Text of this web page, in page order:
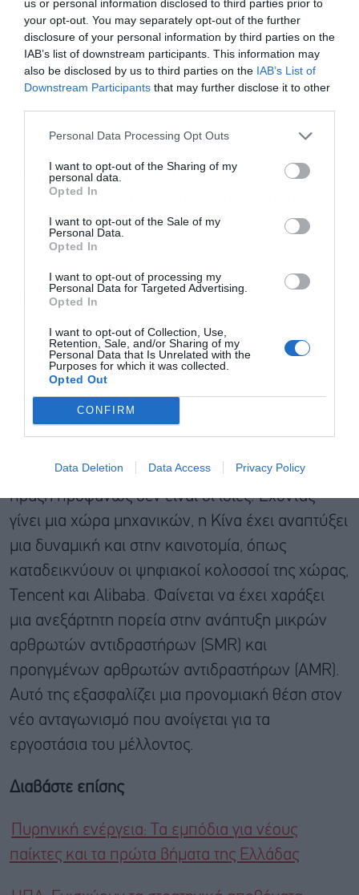
us or personal information disclosed to third parties prior to
your opt-out. You may separately opt-out of the further
disclosure of your personal information by third parties on the
IAB’s list of downstream participants. This information may
also be disclosed by us to third parties on the IAB’s List of
Downstream Participants that may further disclose it to other
Personal Data Processing Opt Outs
I want to opt-out of the Sharing of my
personal data.
Opted In
I want to opt-out of the Sale of my
Personal Data.
Opted In
I want to opt-out of processing my
Personal Data for Targeted Advertising.
Opted In
I want to opt-out of Collection, Use,
Retention, Sale, and/or Sharing of my
Personal Data that Is Unrelated with the
Purposes for which it was collected.
Opted Out
CONFIRM
Data Deletion Data Access Privacy Policy
αντιδραστήρων προηγμένης σχεδίασης, όπως ο
Hualong One, και διερευνά τους Μικρούς
Αρθρωτούς Αντιδραστήρες (SMRs) για
μελλοντική επέκταση.
χρόνια για να κατασκευάσουν έναν
αντιδραστήρα. Για να μειώσει τα έξοδά της και να
κερδίσει σε αποδοτικότητα, η Κίνα ποντάρει στην
τυποποίηση των διαδικασιών παραγωγής
αποδίδει καρπούς. Η CNNP και η CGN
επωφελούνται από μια ολοκληρωμένη
αλυσίδα, από τον χάλυβα και το σκυρόδεμα
μέχρι τους ημιαγωγούς. Το εργατικό δυναμικό
είναι πλούσιο και εξειδικευμένο. Εκπαιδεύει
κάθε χρόνο ένα εκατ. μηχανικούς, έναντι 50.000
ως ποσοστό του πληθυσμού, οι επιπτώσεις στην
πράξη προφανώς δεν είναι οι ίδιες. Έχοντας
γίνει μια χώρα μηχανικών, η Κίνα έχει αναπτύξει
μια δυναμική και στην καινοτομία, όπως
καταδεικνύουν οι ψηφιακοί κολοσσοί της χώρας,
Tencent και Alibaba. Φαίνεται να έχει χαράξει
μια ανεξάρτητη πορεία στην ανάπτυξη μικρών
αρθρωτών αντιδραστήρων (SMR) και
προηγμένων αρθρωτών αντιδραστήρων (AMR).
Αυτό της εξασφαλίζει μια προνομιακή θέση στον
νέο ανταγωνισμό που ανοίγεται για τα
εργοστάσια του μέλλοντος.
Διαβάστε επίσης
Πυρηνική ενέργεια: Τα εμπόδια για νέους
παίκτες και τα πρώτα βήματα της Ελλάδας